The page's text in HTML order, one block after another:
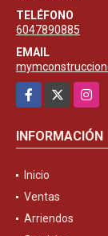
TELÉFONO
6047890885
EMAIL
Facebook
INFORMACIÓN
Inicio
Ventas
Arriendos